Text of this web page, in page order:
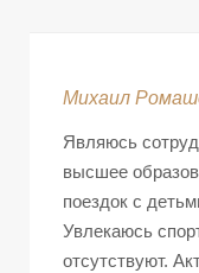
Михаил
Являюсь
высшее
поездок с
Увлекаюсь
отсутствуют.